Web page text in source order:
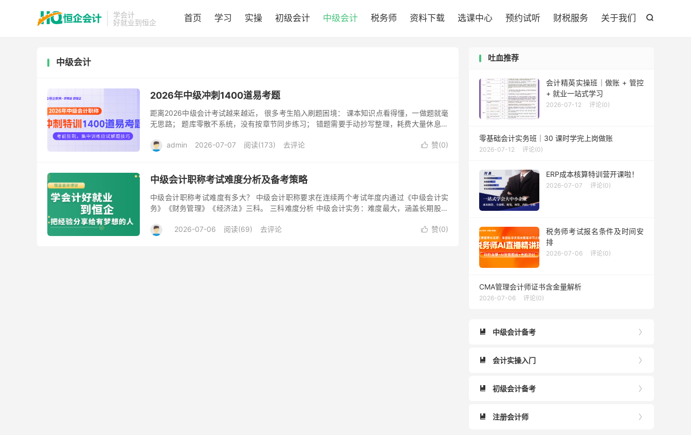
学会计
好就业到恒企

首页 学习 实操 初级会计 中级会计 税务师 资料下载 选课中心 预约试听 财税服务 关于我们
中级会计
2026年中级冲刺1400道易考题
距离2026中级会计考试越来越近， 很多考生陷入刷题困境： 课本知识点看得懂，一做题就毫
无思路； 题库零散不系统，没有按章节同步练习； 错题需要手动抄写整理，耗费大量休息时
 赞(0)
admin 2026-07-07 阅读(173) 去评论
中级会计职称考试难度分析及备考策略
中级会计职称考试难度有多大？ 中级会计职称要求在连续两个考试年度内通过《中级会计实
务》《财务管理》《经济法》三科。 三科难度分析 中级会计实务：难度最大，涵盖长期股权
 赞(0)
2026-07-06 阅读(69) 去评论
吐血推荐
会计精英实操班｜做账 + 管控
+ 就业一站式学习
2026-07-12 评论(0)
零基础会计实务班｜30 课时学完上岗做账
2026-07-12 评论(0)
ERP成本核算特训营开课啦！
2026-07-07 评论(0)
税务师考试报名条件及时间安
排
2026-07-06 评论(0)
CMA管理会计师证书含金量解析
2026-07-06 评论(0)

 中级会计备考

 会计实操入门

 初级会计备考

 注册会计师